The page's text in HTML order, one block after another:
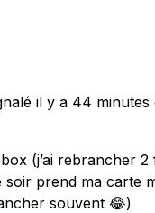
il y a 44 minutes
(j’ai rebrancher
soir prend ma carte
souvent 😂)